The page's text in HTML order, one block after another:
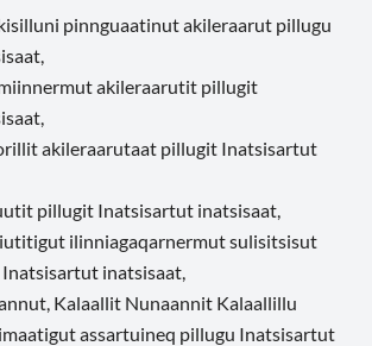
pinnguaatinut akileraarut pillugu
akileraarutit pillugit
akileraarutaat pillugit Inatsisartut
pillugit Inatsisartut inatsisaat,
ilinniagaqarnermut sulisitsisut
inatsisaat,
Kalaallit Nunaannit Kalaallillu
assartuineq pillugu Inatsisartut